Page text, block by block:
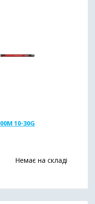
10-30G
Немає на складі